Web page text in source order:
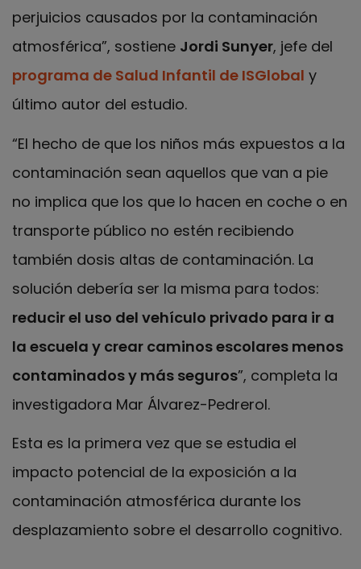
perjuicios causados por la contaminación
atmosférica”, sostiene Jordi Sunyer, jefe del
programa de Salud Infantil de ISGlobal y
último autor del estudio.
“El hecho de que los niños más expuestos a la
contaminación sean aquellos que van a pie
no implica que los que lo hacen en coche o en
transporte público no estén recibiendo
también dosis altas de contaminación. La
solución debería ser la misma para todos:
reducir el uso del vehículo privado para ir a
la escuela y crear caminos escolares menos
contaminados y más seguros”, completa la
investigadora Mar Álvarez-Pedrerol.
Esta es la primera vez que se estudia el
impacto potencial de la exposición a la
contaminación atmosférica durante los
desplazamiento sobre el desarrollo cognitivo.